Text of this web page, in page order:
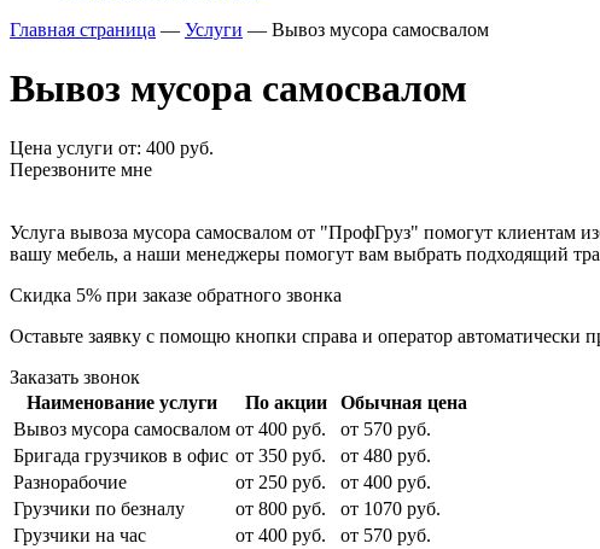
Главная страница — Услуги — Вывоз мусора самосвалом
Вывоз мусора самосвалом
Цена услуги от: 400 руб.
Перезвоните мне
Услуга вывоза мусора самосвалом от "ПрофГруз" помогут клиентам
вашу мебель, а наши менеджеры помогут вам выбрать подходящий
Скидка 5% при заказе обратного звонка
Оставьте заявку с помощю кнопки справа и оператор автоматически
Заказать звонок
Наименование услуги
По акции
Обычная цена
Вывоз мусора самосвалом от 400 руб.
от 570 руб.
Бригада грузчиков в офис от 350 руб.
от 480 руб.
Разнорабочие
от 250 руб.
от 400 руб.
Грузчики по безналу
от 800 руб.
от 1070 руб.
Грузчики на час
от 400 руб.
от 570 руб.